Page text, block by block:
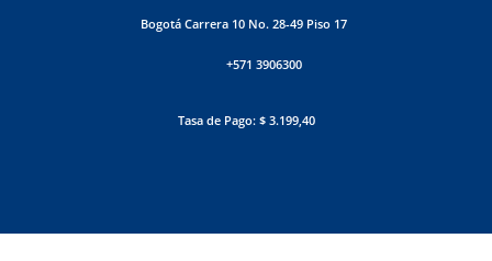
Bogotá Carrera 10 No. 28-49 Piso 17
+571 3906300
Tasa de Pago: $ 3.199,40